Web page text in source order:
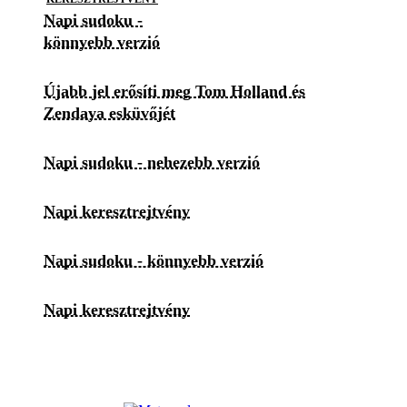
Napi sudoku -
könnyebb verzió
Újabb jel erősíti meg Tom Holland és
Zendaya esküvőjét
Napi sudoku - nehezebb verzió
Napi keresztrejtvény
Napi sudoku - könnyebb verzió
Napi keresztrejtvény